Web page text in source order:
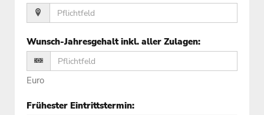
Wunsch-Jahresgehalt inkl. aller Zulagen:
Euro
Frühester Eintrittstermin: